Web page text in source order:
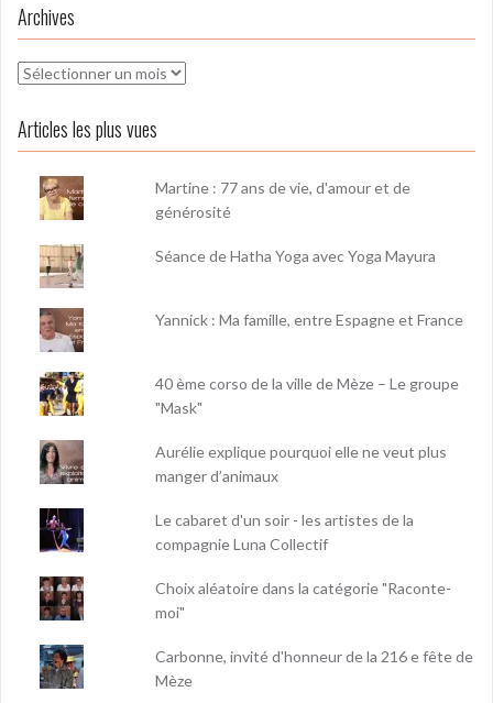
Archives
Archives
Articles les plus vues
Martine : 77 ans de vie, d'amour et de
générosité
Séance de Hatha Yoga avec Yoga Mayura
Yannick : Ma famille, entre Espagne et France
40 ème corso de la ville de Mèze – Le groupe
"Mask"
Aurélie explique pourquoi elle ne veut plus
manger d’animaux
Le cabaret d'un soir - les artistes de la
compagnie Luna Collectif
Choix aléatoire dans la catégorie "Raconte-
moi"
Carbonne, invité d'honneur de la 216 e fête de
Mèze